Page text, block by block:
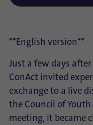
**English version**
Just a few days
ConAct invited
exchange to a live
the Council of
meeting, it became